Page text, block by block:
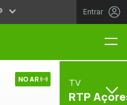
Entrar
NO AR TV
RTP